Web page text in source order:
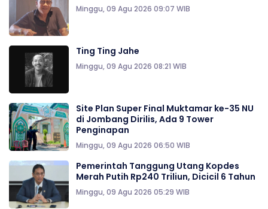
Minggu, 09 Agu 2026 09:07 WIB
Ting Ting Jahe
Minggu, 09 Agu 2026 08:21 WIB
Site Plan Super Final Muktamar ke-35 NU
di Jombang Dirilis, Ada 9 Tower
Penginapan
Minggu, 09 Agu 2026 06:50 WIB
Pemerintah Tanggung Utang Kopdes
Merah Putih Rp240 Triliun, Dicicil 6 Tahun
Minggu, 09 Agu 2026 05:29 WIB